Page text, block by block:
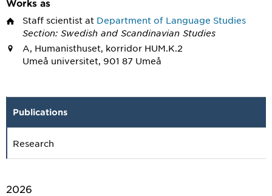
Works as
Staff scientist at Department of Language Studies
Section: Swedish and Scandinavian Studies
A, Humanisthuset, korridor HUM.K.2
Umeå universitet, 901 87 Umeå
Publications
Research
2026